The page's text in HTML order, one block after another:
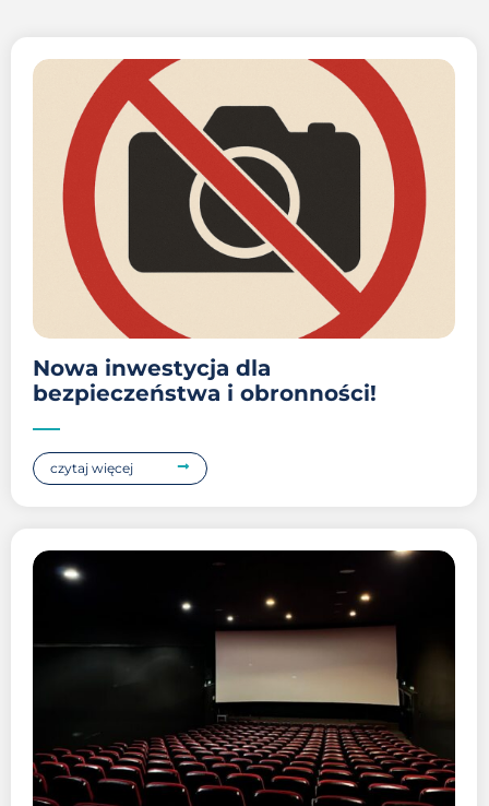
Nowa inwestycja dla
bezpieczeństwa i obronności!
czytaj więcej